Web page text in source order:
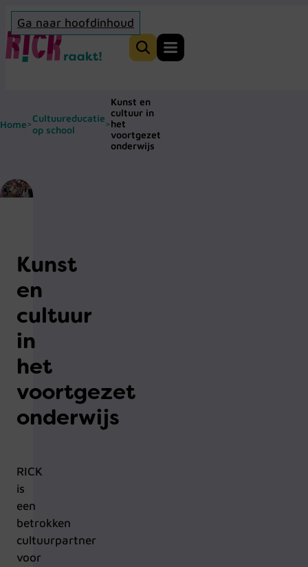
Ga naar hoofdinhoud
Home
Zoeken
Home>Cultuureducatie
op school
>
Kunst en
cultuur in
het
voortgezet
onderwijs
Kunst
en
cultuur
in
het
voortgezet
onderwijs
RICK
is
een
betrokken
cultuurpartner
voor